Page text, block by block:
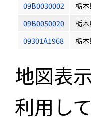
09B0030002
栃木
09B0050020
栃木
09301A1968
栃木
地図表
利用し